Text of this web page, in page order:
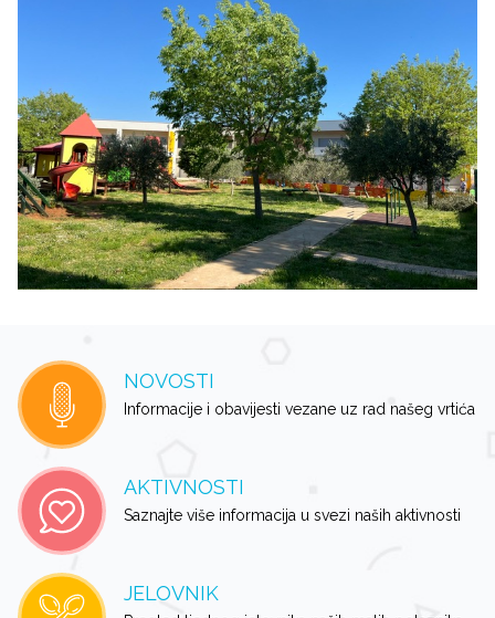
NOVOSTI
Informacije i obavijesti vezane uz rad našeg vrtića
AKTIVNOSTI
Saznajte više informacija u svezi naših aktivnosti
JELOVNIK